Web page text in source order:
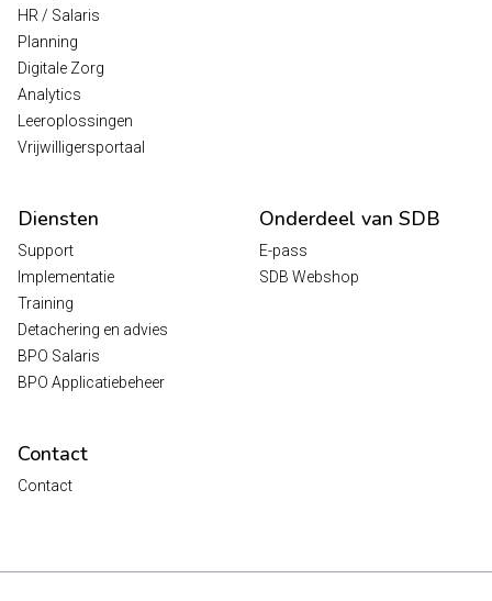
HR / Salaris
Planning
Digitale Zorg
Analytics
Leeroplossingen
Vrijwilligersportaal
Diensten
Support
Implementatie
Training
Detachering en advies
BPO Salaris
BPO Applicatiebeheer
Onderdeel van SDB
E-pass
SDB Webshop
Contact
Contact